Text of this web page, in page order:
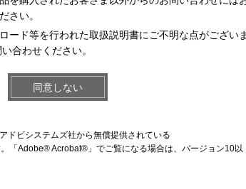
さい。
ード等を行われた取扱説明書にご不明な点がござい
合わせください。
同意しない
ドビシステムズ社から無償提供されている
「Adobe® Acrobat®」でご覧になる場合は、バージョン10以